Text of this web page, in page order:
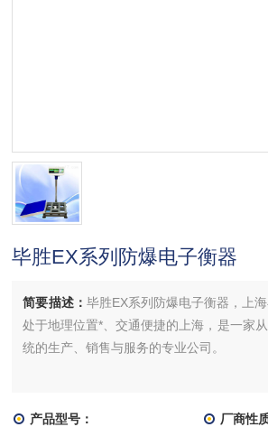
毕胜EX系列防爆电子衡器
简要描述： 毕胜EX系列防爆电子衡器，上
处于地理位置*、交通便捷的上海，是一家
统的生产、销售与服务的专业公司。
产品型号： 厂商性